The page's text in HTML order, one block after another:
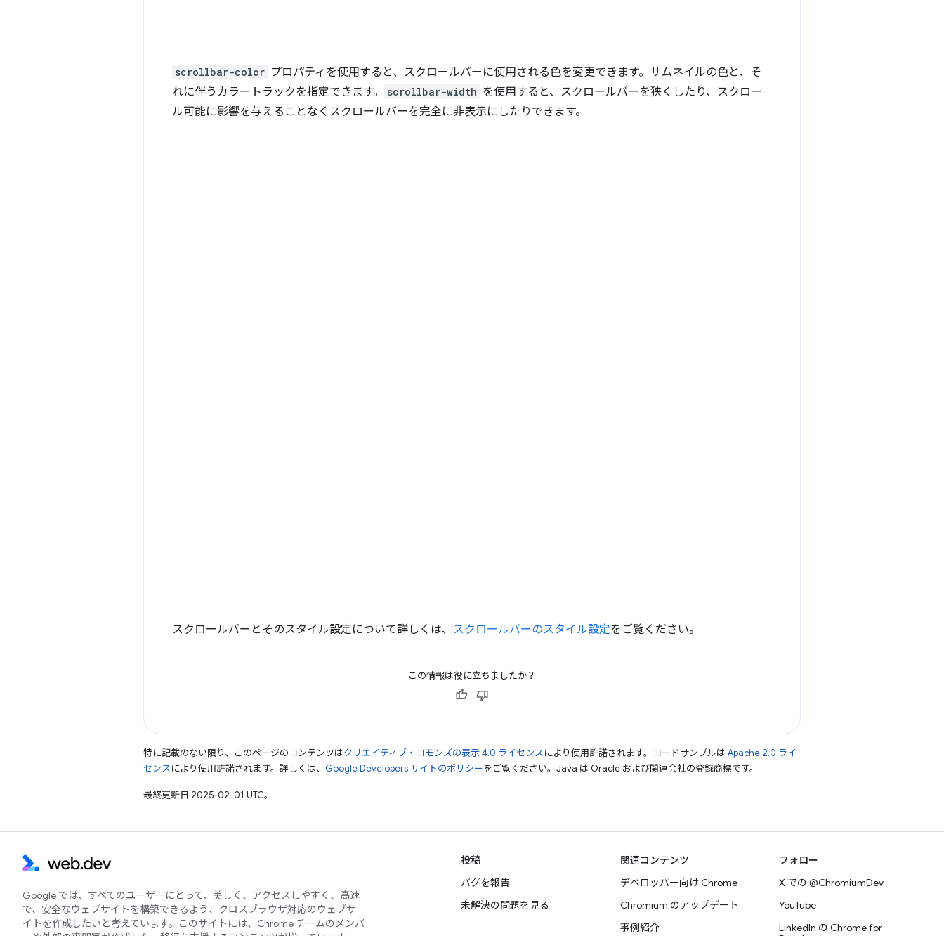
scrollbar-color プロパティを使用すると、スクロールバーに使用される色を変更できます。サムネイルの色と、そ
れに伴うカラートラックを指定できます。
scrollbar-width を使用すると、スクロールバーを狭くしたり、スクロー
ル可能に影響を与えることなくスクロールバーを完全に非表示にしたりできます。
スクロールバーとそのスタイル設定について詳しくは、 スクロールバーのスタイル設定をご覧ください。
この情報は役に立ちましたか？
特に記載のない限り、このページのコンテンツはクリエイティブ・コモンズの表示 4.0 ライセンスにより使用許諾されます。コードサンプルは Apache 2.0 ライ
センスにより使用許諾されます。詳しくは、 Google Developers サイトのポリシーをご覧ください。Java は Oracle および関連会社の登録商標です。
最終更新日 2025-02-01 UTC。
Google では、すべてのユーザーにとって、美しく、アクセスしやすく、高速
で、安全なウェブサイトを構築できるよう、クロスブラウザ対応のウェブサ
イトを作成したいと考えています。このサイトには、Chrome チームのメンバ
投稿
バグを報告
未解決の問題を見る
関連コンテンツ
デベロッパー向け Chrome
Chromium のアップデート
事例紹介
フォロー
X での @ChromiumDev
YouTube
LinkedIn の Chrome for